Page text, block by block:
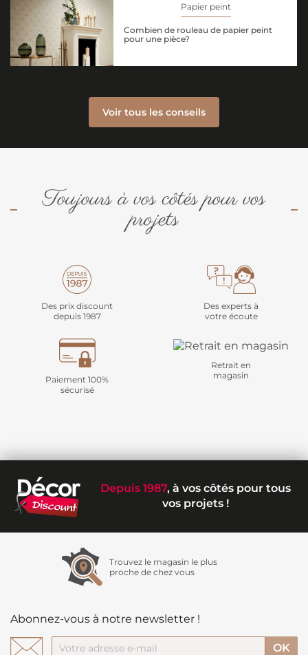
Papier peint
Combien de rouleau de papier peint
pour une pièce?
Voir tous les conseils
Toujours à vos côtés pour vos
projets
Des prix discount
depuis 1987
Des experts à
votre écoute
Paiement 100%
sécurisé
Retrait en
magasin
Depuis 1987, à vos côtés pour tous
vos projets !
Trouvez le magasin le plus
proche de chez vous
Abonnez-vous à notre newsletter !